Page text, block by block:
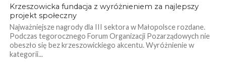
Krzeszowicka fundacja z wyróżnieniem za najlepszy
projekt społeczny
Najważniejsze nagrody dla III sektora w Małopolsce rozdane.
Podczas tegorocznego Forum Organizacji Pozarządowych nie
obeszło się bez krzeszowickiego akcentu. Wyróżnienie w
kategorii...